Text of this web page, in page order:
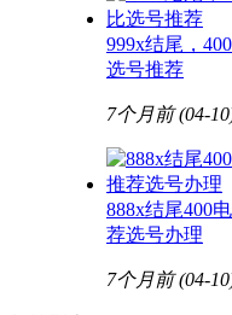
999x结尾，
选号推荐
7个月前(04-
888x结尾400
荐选号办理
7个月前(04-